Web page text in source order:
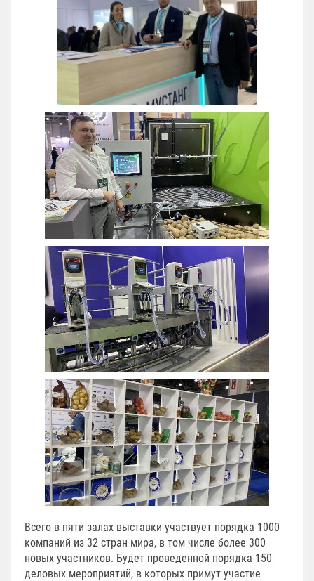
Всего в пяти залах выставки участвует порядка 1000
компаний из 32 стран мира, в том числе более 300
новых участников. Будет проведенной порядка 150
деловых мероприятий, в которых примут участие